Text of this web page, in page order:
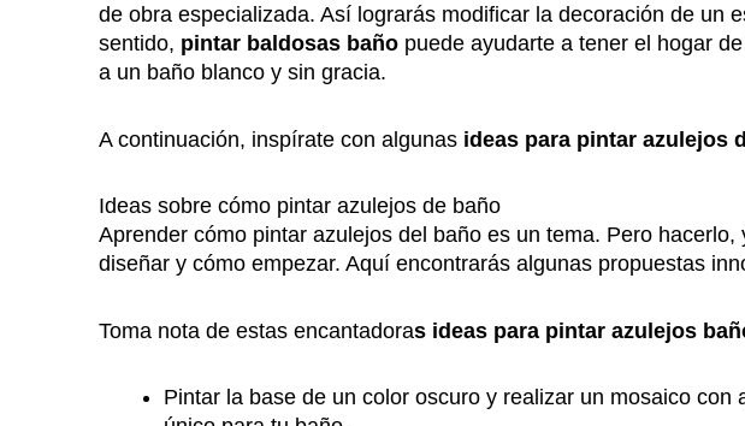
de obra especializada. Así lograrás modificar la decoración de un
sentido, pintar baldosas baño puede ayudarte a tener el hogar
a un baño blanco y sin gracia.
A continuación, inspírate con algunas ideas para pintar azulejos
Ideas sobre cómo pintar azulejos de baño
Aprender cómo pintar azulejos del baño es un tema. Pero
diseñar y cómo empezar. Aquí encontrarás algunas propuestas
Toma nota de estas encantadoras ideas para pintar azulejos
Pintar la base de un color oscuro y realizar un mosaico